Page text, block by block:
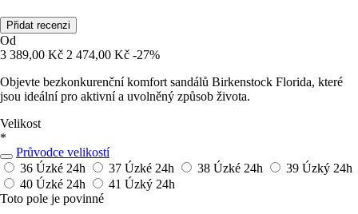
Přidat recenzi
Od
3 389,00 Kč 2 474,00 Kč -27%
Objevte bezkonkurenční komfort sandálů Birkenstock Florida, které
jsou ideální pro aktivní a uvolněný způsob života.
Velikost
*
Průvodce velikostí
36 Úzké 24h 37 Úzké 24h 38 Úzké 24h 39 Úzký 24h
40 Úzké 24h 41 Úzký 24h
Toto pole je povinné